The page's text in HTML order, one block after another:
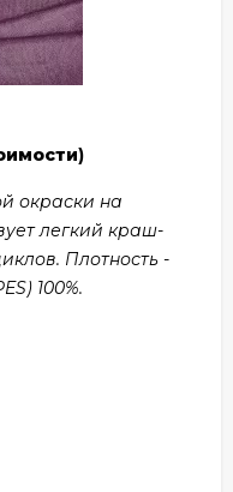
)
окраски на
легкий краш-
Плотность -
100%.